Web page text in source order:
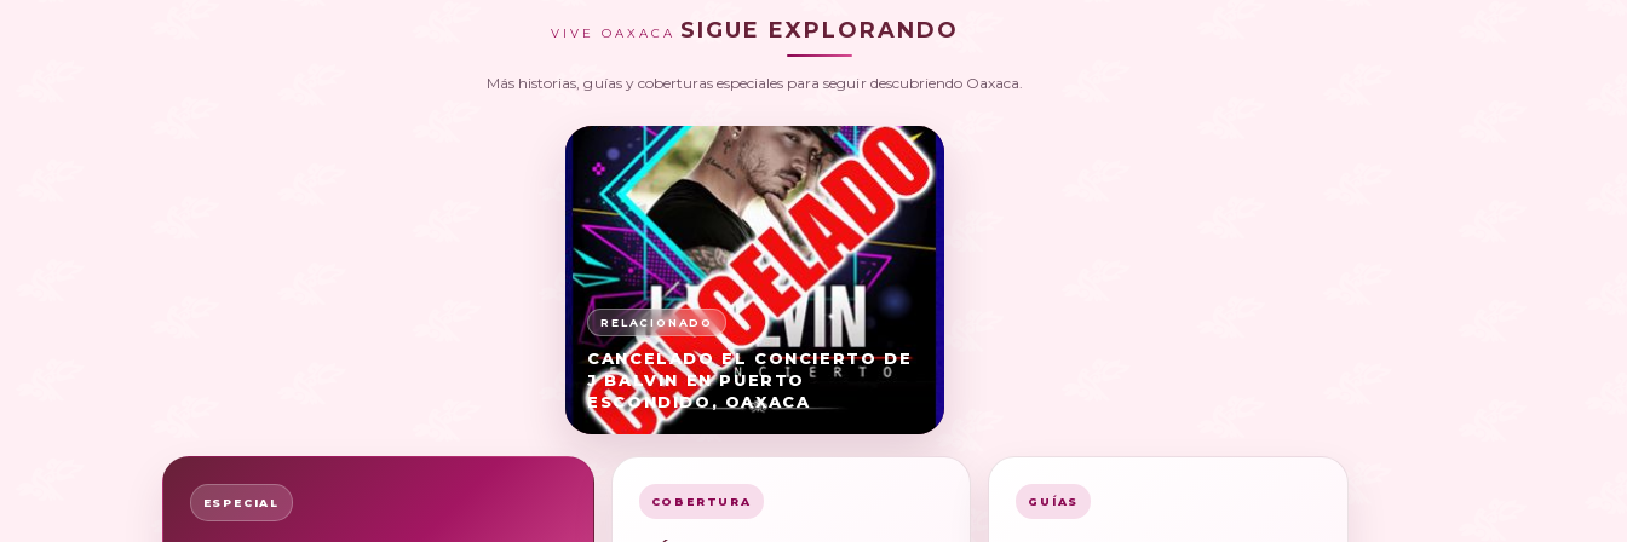
VIVE OAXACA SIGUE EXPLORANDO
Más historias, guías y coberturas especiales para seguir descubriendo Oaxaca.
CANCELADO EL CONCIERTO DE
J BALVIN EN PUERTO
ESCONDIDO, OAXACA
ESPECIAL COBERTURA GUÍAS